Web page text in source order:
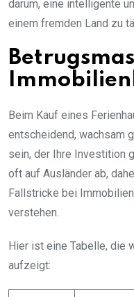
darum, eine intelligente
einem fremden Land zu
Beim Kauf eines
entscheidend, wachsam
sein, der Ihre Investition
oft auf Ausländer ab,
Fallstricke bei
verstehen.
Hier ist eine Tabelle, die
aufzeigt: